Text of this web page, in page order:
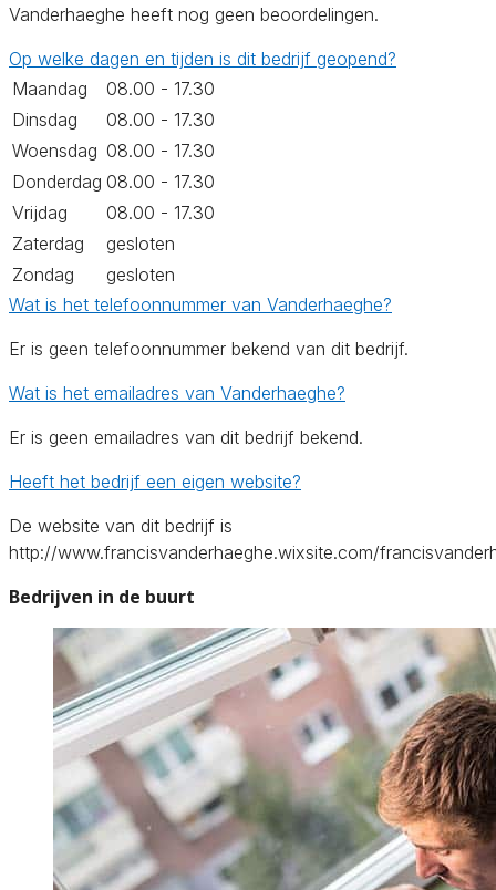
Vanderhaeghe heeft nog geen beoordelingen.
Op welke dagen en tijden is dit bedrijf geopend?
Maandag
08.00 - 17.30
Dinsdag
08.00 - 17.30
Woensdag 08.00 - 17.30
Donderdag 08.00 - 17.30
Vrijdag
08.00 - 17.30
Zaterdag
gesloten
Zondag
gesloten
Wat is het telefoonnummer van Vanderhaeghe?
Er is geen telefoonnummer bekend van dit bedrijf.
Wat is het emailadres van Vanderhaeghe?
Er is geen emailadres van dit bedrijf bekend.
Heeft het bedrijf een eigen website?
De website van dit bedrijf is
http://www.francisvanderhaeghe.wixsite.com/
Bedrijven in de buurt